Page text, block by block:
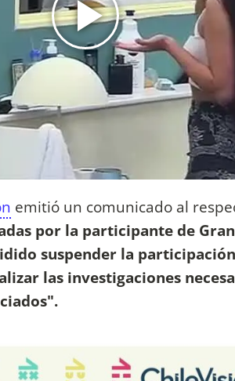
emitió un comunicado al
por la participante de
suspender la
las investigaciones